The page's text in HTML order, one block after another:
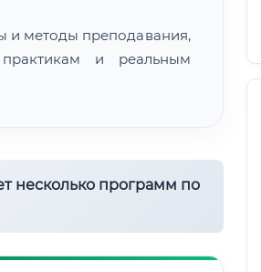
и методы преподавания,
и реальным
несколько программ по